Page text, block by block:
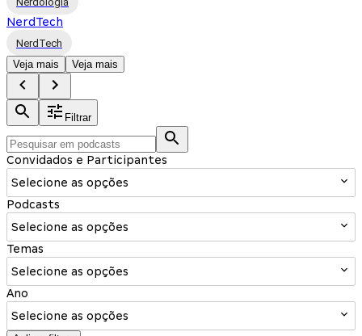
NerdTech
NerdTech
Veja mais
Veja mais
Filtrar
Convidados e Participantes
Selecione as opções
Podcasts
Selecione as opções
Temas
Selecione as opções
Ano
Selecione as opções